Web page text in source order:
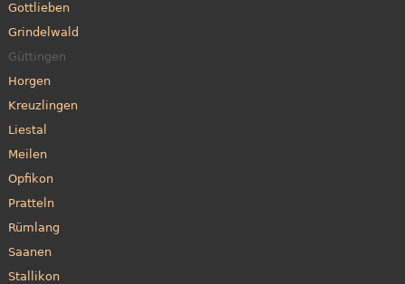
Gottlieben
Grindelwald
Güttingen
Horgen
Kreuzlingen
Liestal
Meilen
Opfikon
Pratteln
Rümlang
Saanen
Stallikon